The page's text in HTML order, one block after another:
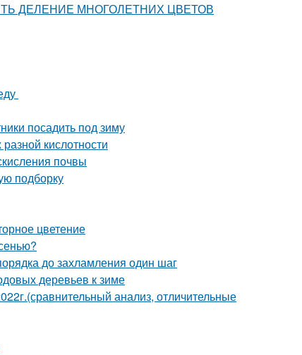
ДЕЛЕНИЕ МНОГОЛЕТНИХ ЦВЕТОВ
посадить под зиму
кислотности
почвы
подборку
цветение
до захламления один шаг
деревьев к зиме
анализ, отличительные